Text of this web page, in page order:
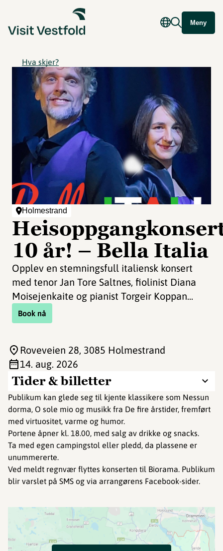
Meny
Hva skjer?
Holmestrand
10 år! – Bella Italia
Opplev en stemningsfull italiensk konsert
med tenor Jan Tore Saltnes, fiolinist Diana
Moisejenkaite og pianist Torgeir Koppan...
Book nå
Tider & billetter
Publikum kan glede seg til kjente klassikere som Nessun
dorma, O sole mio og musikk fra De fire årstider, fremført
med virtuositet, varme og humor.
Portene åpner kl. 18.00, med salg av drikke og snacks.
Ta med egen campingstol eller pledd, da plassene er
unummererte.
Ved meldt regnvær flyttes konserten til Biorama. Publikum
blir varslet på SMS og via arrangørens Facebook-sider.
Roveveien 28, 3085 Holmestrand
14. aug. 2026